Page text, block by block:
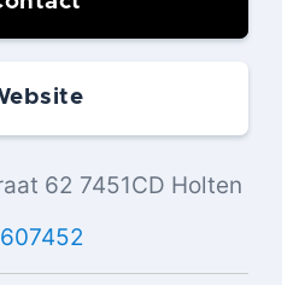
62 7451CD Holten